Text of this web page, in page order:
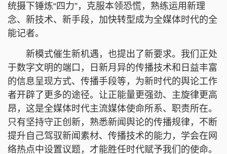
统摄下锤炼“四力”，克服本领恐慌，熟练运用新理
念、新技术、新手段，加快转型成为全媒体时代的全
能记者。
新模式催生新机遇，也提出了新要求。我们正处
于数字文明的端口，日新月异的传播技术和日益丰富
的信息呈现方式、传播手段等，为新时代的舆论工作
者开辟了更多的途径。让正能量更强劲、主旋律更高
昂，这是全媒体时代主流媒体使命所系、职责所在。
只有坚持守正创新，熟悉新闻舆论的传播规律，不断
提升自己驾驭新闻素材、传播技术的能力，学会在网
络热点中设置议题，才能胜任时代赋予我们的使命。